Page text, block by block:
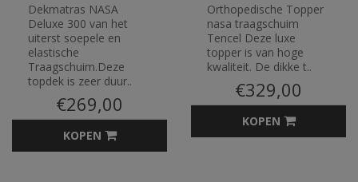
Dekmatras NASA
Deluxe 300 van het
uiterst soepele en
elastische
Traagschuim.Deze
topdek is zeer duur..
€269,00
KOPEN
Orthopedische Topper
nasa traagschuim
Tencel Deze luxe
topper is van hoge
kwaliteit. De dikke t..
€329,00
KOPEN